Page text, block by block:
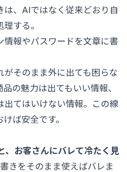
は、AIではなく従来どおり自
する。
情報やパスワードを文章に書
がそのまま外に出ても困らな
の魅力は出てもいい情報、
出てはいけない情報。この線
ば安全です。
、お客さんにバレて冷たく見
きをそのまま使えばバレま